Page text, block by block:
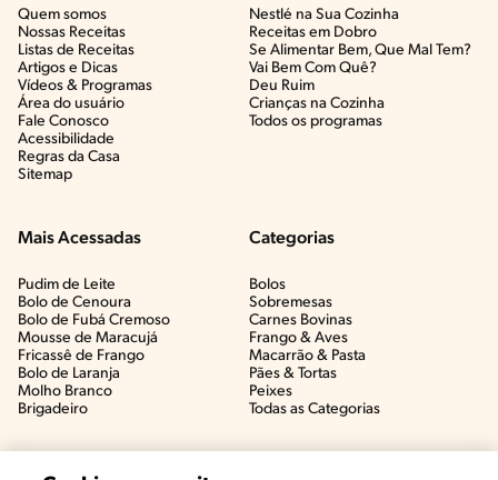
Quem somos
Nossas Receitas
Listas de Receitas​
Artigos e Dicas​
Vídeos & Programas​
Área do usuário
Fale Conosco
Acessibilidade
Regras da Casa
Sitemap
Nestlé na Sua Cozinha
Receitas em Dobro
Se Alimentar Bem, Que Mal Tem?​
Vai Bem Com Quê?​
Deu Ruim​
Crianças na Cozinha​
Todos os programas
Mais Acessadas
Pudim de Leite
Bolo de Cenoura
Bolo de Fubá Cremoso
Mousse de Maracujá
Fricassê de Frango
Bolo de Laranja
Molho Branco
Brigadeiro
Categorias
Bolos
Sobremesas
Carnes Bovinas​
Frango & Aves​
Macarrão & Pasta​
Pães & Tortas​
Peixes
Todas as Categorias